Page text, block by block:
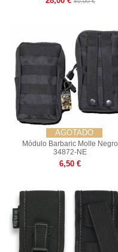
AGOTADO
Módulo Barbaric Molle Negro
34872-NE
6,50 €